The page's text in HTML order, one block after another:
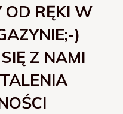
OD RĘKI W
)
Z NAMI